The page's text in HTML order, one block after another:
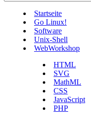
Startseite
Go Linux!
Software
Unix-Shell
WebWorkshop
HTML
SVG
MathML
CSS
JavaScript
PHP